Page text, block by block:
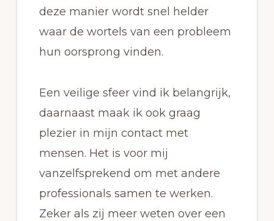
deze manier wordt snel helder
waar de wortels van een probleem
hun oorsprong vinden.
Een veilige sfeer vind ik belangrijk,
daarnaast maak ik ook graag
plezier in mijn contact met
mensen. Het is voor mij
vanzelfsprekend om met andere
professionals samen te werken.
Zeker als zij meer weten over een